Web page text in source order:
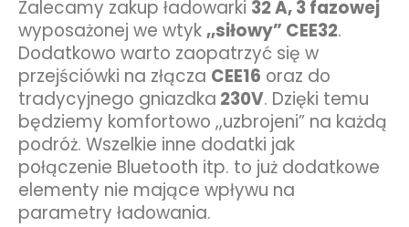
Zalecamy zakup ładowarki 32 A, 3 fazowej
wyposażonej we wtyk,,siłowy” CEE32.
Dodatkowo warto zaopatrzyć się w
przejściówki na złącza CEE16 oraz do
tradycyjnego gniazdka 230V. Dzięki temu
będziemy komfortowo ,,uzbrojeni” na każdą
podróż. Wszelkie inne dodatki jak
połączenie Bluetooth itp. to już dodatkowe
elementy nie mające wpływu na
parametry ładowania.